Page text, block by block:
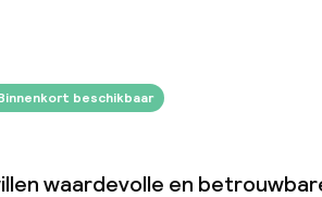
beschikbaar
waardevolle en